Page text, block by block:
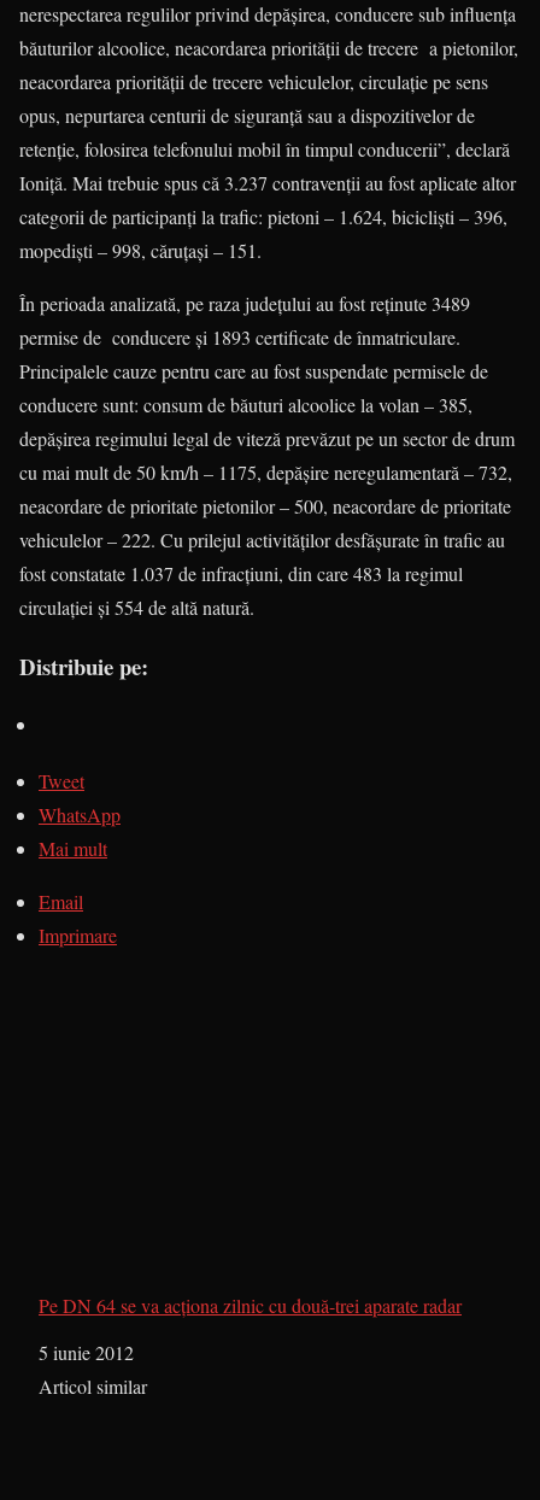
nerespectarea regulilor privind depășirea, conducere sub influența
băuturilor alcoolice, neacordarea priorității de trecere a pietonilor,
neacordarea priorității de trecere vehiculelor, circulație pe sens
opus, nepurtarea centurii de siguranță sau a dispozitivelor de
retenție, folosirea telefonului mobil în timpul conducerii”, declară
Ioniţă. Mai trebuie spus că 3.237 contravenții au fost aplicate altor
categorii de participanți la trafic: pietoni – 1.624, bicicliști – 396,
mopediști – 998, căruțași – 151.
În perioada analizată, pe raza județului au fost reținute 3489
permise de conducere și 1893 certificate de înmatri­culare.
Principalele cauze pentru care au fost suspendate permisele de
conducere sunt: consum de băuturi alcoolice la volan – 385,
depășirea regimului legal de viteză prevăzut pe un sector de drum
cu mai mult de 50 km/h – 1175, depășire neregulamentară – 732,
neacordare de prioritate pietonilor – 500, neacordare de prioritate
vehiculelor – 222. Cu prilejul activităților desfășurate în trafic au
fost constatate 1.037 de infracțiuni, din care 483 la regimul
circulației și 554 de altă natură.
Distribuie pe:
Tweet
WhatsApp
Mai mult
Email
Imprimare
Pe DN 64 se va acţiona zilnic cu două-trei aparate radar
Dată
5 iunie 2012
În legătură cu
Articol similar